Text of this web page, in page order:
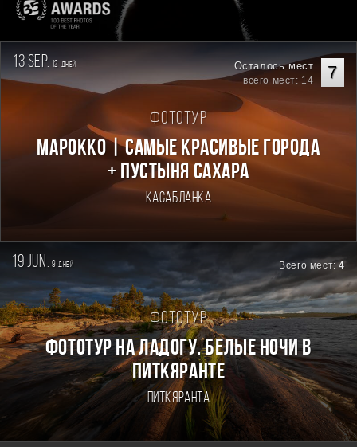
13 sep. 12 дней 7
Осталось мест
всего мест: 14
Фототур
Марокко | Самые красивые города
+ пустыня Сахара
Касабланка
19 jun. 9дней Всего мест:4
Фототур
Фототур на Ладогу. Белые ночи в
Питкяранте
Питкяранта